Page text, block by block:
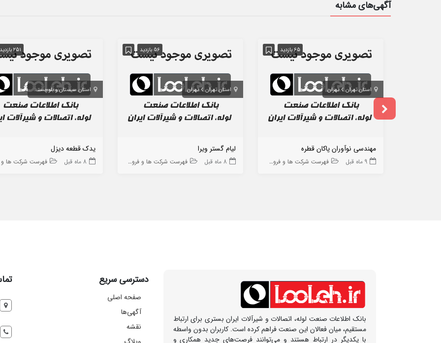
آگهی‌های مشابه
65 بازدید
استان تهران تهران
مهندسی نوآوران پاکان قطره
9 ماه قبل فهرست شرکت ها و فروشگاه ها
56 بازدید
استان تهران تهران
لیام گستر ویرا
8 ماه قبل فهرست شرکت ها و فروشگاه ها
251 بازدید
استان سیستان و بلوچستان چابهار
یدک قطعه دیزل
8 ماه قبل فهرست شرکت ها و
بانک اطلاعات صنعت لوله، اتصالات و شیرآلات ایران بستری برای ارتباط
مستقیم، میان فعالان این صنعت فراهم کرده است. کاربران بدون واسطه
با یکدیگر در ارتباط هستند و می‌توانند فرصت‌های جدید همکاری و
دسترسی سریع
صفحه اصلی
آگهی‌ها
نقشه